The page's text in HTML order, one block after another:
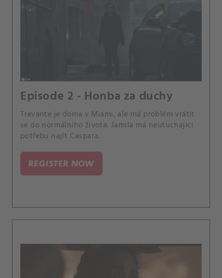
Episode 2 - Honba za duchy
Trevante je doma v Miami, ale má problém vrátit
se do normálního života. Jamila má neutuchající
potřebu najít Caspara.
REGISTER NOW